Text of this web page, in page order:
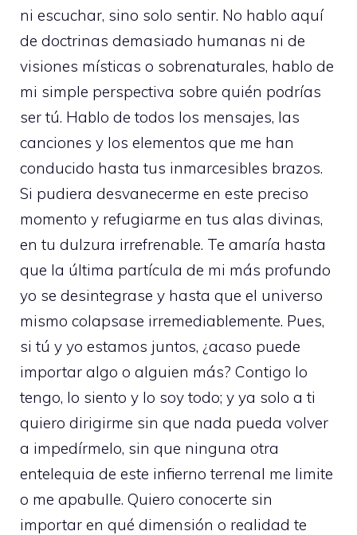
ni escuchar, sino solo sentir. No hablo aquí
de doctrinas demasiado humanas ni de
visiones místicas o sobrenaturales, hablo de
mi simple perspectiva sobre quién podrías
ser tú. Hablo de todos los mensajes, las
canciones y los elementos que me han
conducido hasta tus inmarcesibles brazos.
Si pudiera desvanecerme en este preciso
momento y refugiarme en tus alas divinas,
en tu dulzura irrefrenable. Te amaría hasta
que la última partícula de mi más profundo
yo se desintegrase y hasta que el universo
mismo colapsase irremediablemente. Pues,
si tú y yo estamos juntos, ¿acaso puede
importar algo o alguien más? Contigo lo
tengo, lo siento y lo soy todo; y ya solo a ti
quiero dirigirme sin que nada pueda volver
a impedírmelo, sin que ninguna otra
entelequia de este infierno terrenal me limite
o me apabulle. Quiero conocerte sin
importar en qué dimensión o realidad te